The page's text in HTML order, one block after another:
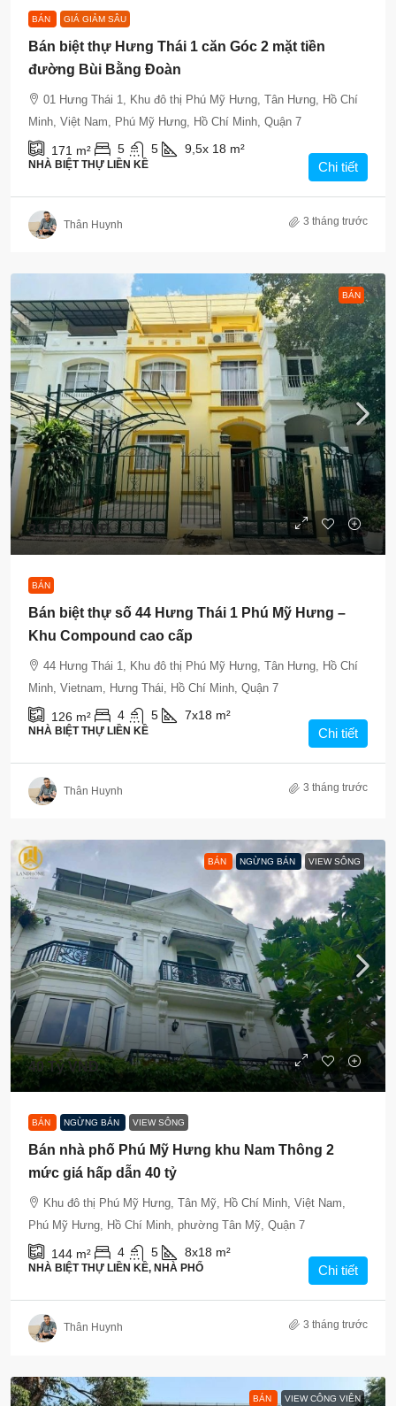
BÁN GIÁ GIẢM SÂU
Bán biệt thự Hưng Thái 1 căn Góc 2 mặt tiền
đường Bùi Bằng Đoàn
01 Hưng Thái 1, Khu đô thị Phú Mỹ Hưng, Tân Hưng, Hồ Chí
Minh, Việt Nam, Phú Mỹ Hưng, Hồ Chí Minh, Quận 7
171 m² 5 5 9,5x 18 m²
NHÀ BIỆT THỰ LIỀN KỀ Chi tiết
Thân Huynh 3 tháng trước
BÁN
33.5 Tỷ VNĐ
BÁN
Bán biệt thự số 44 Hưng Thái 1 Phú Mỹ Hưng –
Khu Compound cao cấp
44 Hưng Thái 1, Khu đô thị Phú Mỹ Hưng, Tân Hưng, Hồ Chí
Minh, Vietnam, Hưng Thái, Hồ Chí Minh, Quận 7
126 m² 4 5 7x18 m²
NHÀ BIỆT THỰ LIỀN KỀ Chi tiết
Thân Huynh 3 tháng trước
BÁN NGỪNG BÁN VIEW SÔNG
40 Tỷ VNĐ
BÁN NGỪNG BÁN VIEW SÔNG
Bán nhà phố Phú Mỹ Hưng khu Nam Thông 2
mức giá hấp dẫn 40 tỷ
Khu đô thị Phú Mỹ Hưng, Tân Mỹ, Hồ Chí Minh, Việt Nam,
Phú Mỹ Hưng, Hồ Chí Minh, phường Tân Mỹ, Quận 7
144 m² 4 5 8x18 m²
NHÀ BIỆT THỰ LIỀN KỀ, NHÀ PHỐ Chi tiết
Thân Huynh 3 tháng trước
BÁN VIEW CÔNG VIÊN